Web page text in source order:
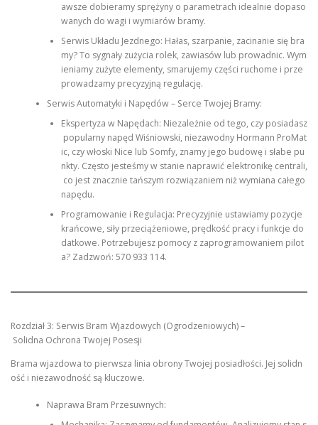
awsze dobieramy sprężyny o parametrach idealnie dopaso
wanych do wagi i wymiarów bramy.
Serwis Układu Jezdnego: Hałas, szarpanie, zacinanie się bra
my? To sygnały zużycia rolek, zawiasów lub prowadnic. Wym
ieniamy zużyte elementy, smarujemy części ruchome i prze
prowadzamy precyzyjną regulację.
Serwis Automatyki i Napędów – Serce Twojej Bramy:
Ekspertyza w Napędach: Niezależnie od tego, czy posiadasz
popularny napęd Wiśniowski, niezawodny Hormann ProMat
ic, czy włoski Nice lub Somfy, znamy jego budowę i słabe pu
nkty. Często jesteśmy w stanie naprawić elektronikę centrali,
co jest znacznie tańszym rozwiązaniem niż wymiana całego
napędu.
Programowanie i Regulacja: Precyzyjnie ustawiamy pozycje
krańcowe, siły przeciążeniowe, prędkość pracy i funkcje do
datkowe. Potrzebujesz pomocy z zaprogramowaniem pilot
a? Zadzwoń: 570 933 114.
Rozdział 3: Serwis Bram Wjazdowych (Ogrodzeniowych) –
Solidna Ochrona Twojej Posesji
Brama wjazdowa to pierwsza linia obrony Twojej posiadłości. Jej solidn
ość i niezawodność są kluczowe.
Naprawa Bram Przesuwnych: